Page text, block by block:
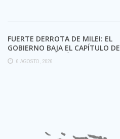
FUERTE DERROTA DE MILEI: EL
GOBIERNO BAJA EL CAPÍTULO DE
EXTRANJERIZACIÓN DE TIERRAS
6 AGOSTO, 2026